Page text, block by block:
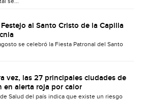
al Santo Cristo de la Capilla
se celebró la Fiesta Patronal del Santo
vez, las 27 principales ciudades de
en alerta roja por calor
Salud del país indica que existe un riesgo